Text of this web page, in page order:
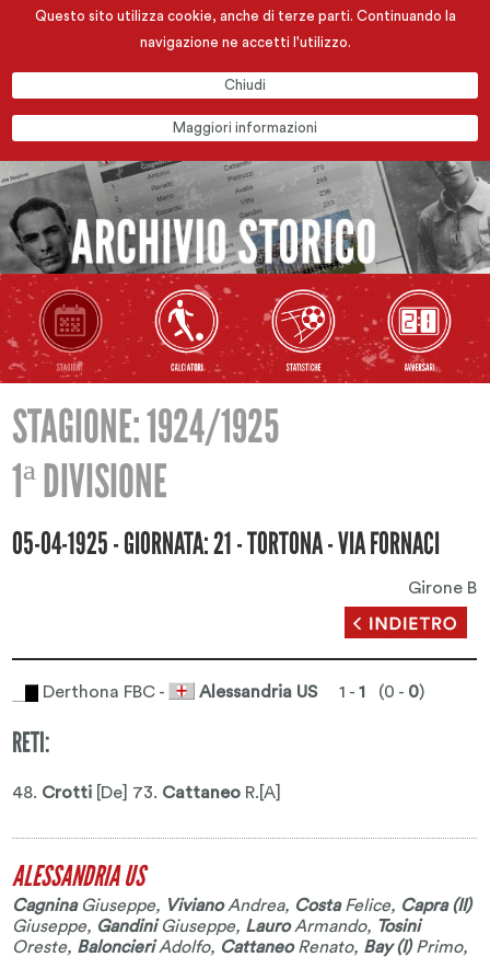
Questo sito utilizza cookie, anche di terze parti. Continuando la
navigazione ne accetti l'utilizzo.
Chiudi
Maggiori informazioni
STAGIONE: 1924/1925
1ª DIVISIONE
05-04-1925 - GIORNATA: 21 - TORTONA - VIA FORNACI
Girone B
Derthona FBC - Alessandria US1 -1 (0 - 0)
RETI:
48. Crotti [De] 73. Cattaneo R.[A]
ALESSANDRIA US
CagninaGiuseppe, VivianoAndrea, CostaFelice, Capra (II)
Giuseppe, GandiniGiuseppe, LauroArmando, Tosini
Oreste, BaloncieriAdolfo, CattaneoRenato, Bay (I)Primo,